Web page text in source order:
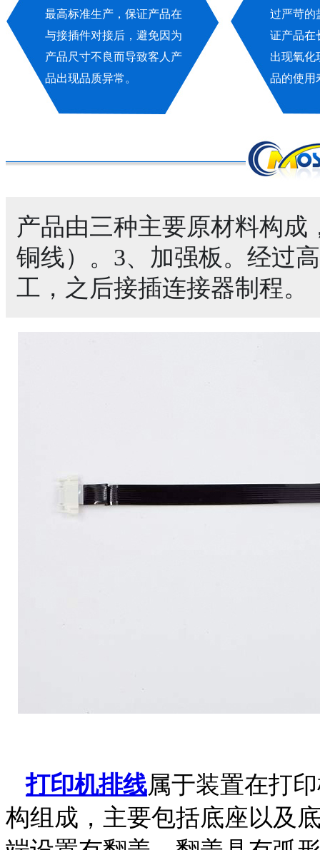
最高标准生产，保证产品在
与接插件对接后，避免因为
产品尺寸不良而导致客人产
品出现品质异常。
过严苛的
证产品在
出现氧化
品的使用
产品由三种主要原材料构成
铜线）。3、加强板。经过
工，之后接插连接器制程。
打印机排线属于装置在打
构组成，主要包括底座以及